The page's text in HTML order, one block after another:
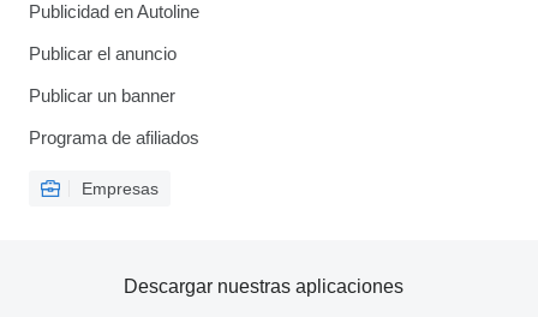
Publicidad en Autoline
Publicar el anuncio
Publicar un banner
Programa de afiliados
Empresas
Descargar nuestras aplicaciones